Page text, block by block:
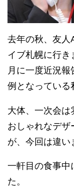
去年の秋、友人
イブ札幌に行き
月に一度近況
例となっている
大体、一次会は
おしゃれなデザ
が、今回は違い
一軒目の食事中
た。